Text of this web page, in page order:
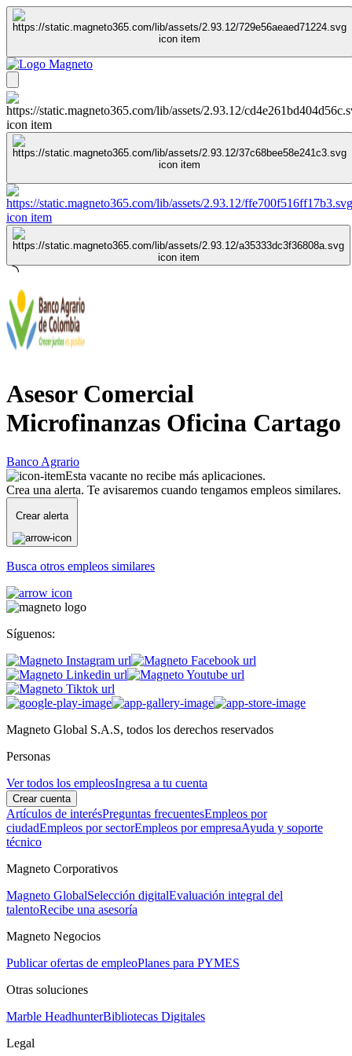
Asesor Comercial
Microfinanzas Oficina Cartago
Banco Agrario
Esta vacante no recibe más aplicaciones.
Crea una alerta. Te avisaremos cuando tengamos empleos similares.
Crear alerta
Busca otros empleos similares
Síguenos:
Magneto Global S.A.S, todos los derechos reservados
Personas
Ver todos los empleosIngresa a tu cuenta
Crear cuenta
Artículos de interésPreguntas frecuentesEmpleos por
ciudadEmpleos por sectorEmpleos por empresaAyuda y soporte
técnico
Magneto Corporativos
Magneto GlobalSelección digitalEvaluación integral del
talentoRecibe una asesoría
Magneto Negocios
Publicar ofertas de empleoPlanes para PYMES
Otras soluciones
Marble HeadhunterBibliotecas Digitales
Legal